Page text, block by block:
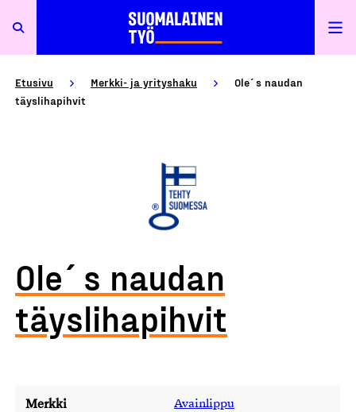
Etusivu Merkki- ja yrityshaku
Ole´s naudan
täyslihapihvit
Ole´s naudan
täyslihapihvit
Merkki Avainlippu